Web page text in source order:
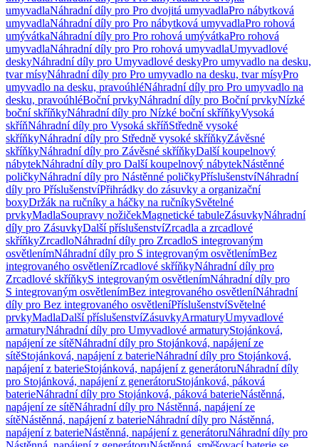
umyvadlaNáhradní díly pro Pro dvojitá umyvadlaPro nábytková
umyvadlaNáhradní díly pro Pro nábytková umyvadlaPro rohová
umývátkaNáhradní díly pro Pro rohová umývátkaPro rohová
umyvadlaNáhradní díly pro Pro rohová umyvadlaUmyvadlové
deskyNáhradní díly pro Umyvadlové deskyPro umyvadlo na desku,
tvar mísyNáhradní díly pro Pro umyvadlo na desku, tvar mísyPro
umyvadlo na desku, pravoúhléNáhradní díly pro Pro umyvadlo na
desku, pravoúhléBoční prvkyNáhradní díly pro Boční prvkyNízké
boční skříňkyNáhradní díly pro Nízké boční skříňkyVysoká
skříňNáhradní díly pro Vysoká skříňStředně vysoké
skříňkyNáhradní díly pro Středně vysoké skříňkyZávěsné
skříňkyNáhradní díly pro Závěsné skříňkyDalší koupelnový
nábytekNáhradní díly pro Další koupelnový nábytekNástěnné
poličkyNáhradní díly pro Nástěnné poličkyPříslušenstvíNáhradní
díly pro PříslušenstvíPřihrádky do zásuvky a organizační
boxyDržák na ručníky a háčky na ručníkySvětelné
prvkyMadlaSoupravy nožičekMagnetické tabuleZásuvkyNáhradní
díly pro ZásuvkyDalší příslušenstvíZrcadla a zrcadlové
skříňkyZrcadloNáhradní díly pro ZrcadloS integrovaným
osvětlenímNáhradní díly pro S integrovaným osvětlenímBez
integrovaného osvětleníZrcadlové skříňkyNáhradní díly pro
Zrcadlové skříňkyS integrovaným osvětlenímNáhradní díly pro
S integrovaným osvětlenímBez integrovaného osvětleníNáhradní
díly pro Bez integrovaného osvětleníPříslušenstvíSvětelné
prvkyMadlaDalší příslušenstvíZásuvkyArmaturyUmyvadlové
armaturyNáhradní díly pro Umyvadlové armaturyStojánková,
napájení ze sítěNáhradní díly pro Stojánková, napájení ze
sítěStojánková, napájení z baterieNáhradní díly pro Stojánková,
napájení z baterieStojánková, napájení z generátoruNáhradní díly
pro Stojánková, napájení z generátoruStojánková, páková
baterieNáhradní díly pro Stojánková, páková baterieNástěnná,
napájení ze sítěNáhradní díly pro Nástěnná, napájení ze
sítěNástěnná, napájení z baterieNáhradní díly pro Nástěnná,
napájení z baterieNástěnná, napájení z generátoruNáhradní díly pro